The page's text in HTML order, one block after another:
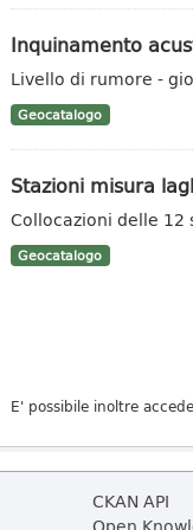
Inquinamento
Livello di rumore -
Geocatalogo
Stazioni misura
Collocazioni delle 12
Geocatalogo
E' possibile inoltre
CKAN API